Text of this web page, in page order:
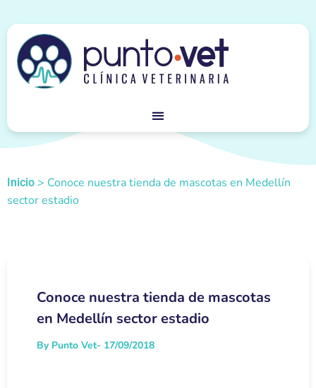
Inicio > Conoce nuestra tienda de mascotas en Medellín
sector estadio
Conoce nuestra tienda de mascotas
en Medellín sector estadio
By Punto Vet- 17/09/2018